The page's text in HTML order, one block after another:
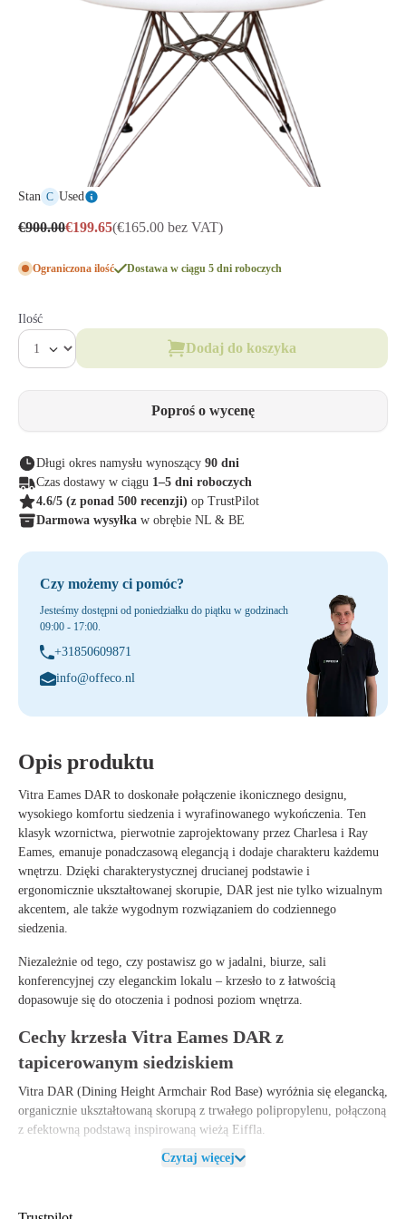
Stan C Used
€900.00€199.65(€165.00 bez VAT)
Ograniczona ilość Dostawa w ciągu 5 dni roboczych
Ilość
Dodaj do koszyka
Poproś o wycenę
Długi okres namysłu wynoszący 90 dni
Czas dostawy w ciągu 1–5 dni roboczych
4.6/5 (z ponad 500 recenzji) op TrustPilot
Darmowa wysyłka w obrębie NL & BE
Czy możemy ci pomóc?
Jesteśmy dostępni od poniedziałku do piątku w godzinach
09:00 - 17:00.
+31850609871
info@offeco.nl
Opis produktu
Vitra Eames DAR to doskonałe połączenie ikonicznego designu,
wysokiego komfortu siedzenia i wyrafinowanego wykończenia. Ten
klasyk wzornictwa, pierwotnie zaprojektowany przez Charlesa i Ray
Eames, emanuje ponadczasową elegancją i dodaje charakteru każdemu
wnętrzu. Dzięki charakterystycznej drucianej podstawie i
ergonomicznie ukształtowanej skorupie, DAR jest nie tylko wizualnym
akcentem, ale także wygodnym rozwiązaniem do codziennego
siedzenia.
Niezależnie od tego, czy postawisz go w jadalni, biurze, sali
konferencyjnej czy eleganckim lokalu – krzesło to z łatwością
dopasowuje się do otoczenia i podnosi poziom wnętrza.
Cechy krzesła Vitra Eames DAR z
tapicerowanym siedziskiem
Vitra DAR (Dining Height Armchair Rod Base) wyróżnia się elegancką,
organicznie ukształtowaną skorupą z trwałego polipropylenu, połączoną
z efektowną podstawą inspirowaną wieżą Eiffla.
Dzięki wymiarom zapewniającym optymalne podparcie – w tym
Czytaj więcej